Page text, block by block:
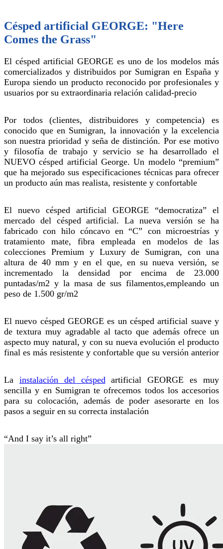
Césped artificial GEORGE: "Here
Comes the Grass"
El césped artificial GEORGE es uno de los modelos más
comercializados y distribuidos por Sumigran en España y
Europa siendo un producto reconocido por profesionales y
usuarios por su extraordinaria relación calidad-precio
Por todos (clientes, distribuidores y competencia) es
conocido que en Sumigran, la innovación y la excelencia
son nuestra prioridad y seña de distinción. Por ese motivo
y filosofía de trabajo y servicio se ha desarrollado el
NUEVO césped artificial George. Un modelo “premium”
que ha mejorado sus especificaciones técnicas para ofrecer
un producto aún mas realista, resistente y confortable
El nuevo césped artificial GEORGE “democratiza” el
mercado del césped artificial. La nueva versión se ha
fabricado con hilo cóncavo en “C” con microestrías y
tratamiento mate, fibra empleada en modelos de las
colecciones Premium y Luxury de Sumigran, con una
altura de 40 mm y en el que, en su nueva versión, se
incrementado la densidad por encima de 23.000
puntadas/m2 y la masa de sus filamentos,empleando un
peso de 1.500 gr/m2
El nuevo césped GEORGE es un césped artificial suave y
de textura muy agradable al tacto que además ofrece un
aspecto muy natural, y con su nueva evolución el producto
final es más resistente y confortable que su versión anterior
La instalación del césped artificial GEORGE es muy
sencilla y en Sumigran te ofrecemos todos los accesorios
para su colocación, además de poder asesorarte en los
pasos a seguir en su correcta instalación
“And I say it’s all right”